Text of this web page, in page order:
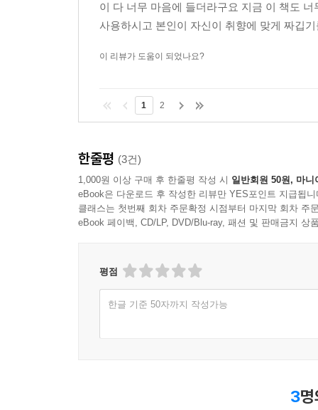
01 행정통제
UNIT 1 행정책임
UNIT 2 행정통제
UNIT 2 정자정부
01 지방행정의 의의
UNIT 1 지방자치행정의 개념
UNIT 2 중앙집권과 지방분권
UNIT 2 지방자치단체의 계층과 구역
UNIT 3 지방자치단체의 기능과 사무
03 지방자치단체의 기관구성
이 다 너무 마음에 들더라구요 지금 이 책도
사용하시고 본인이 자신이 취향에 맞게 짜깁
이 리뷰가 도움이 되었나요?
1 2
한줄평 (3건)
1,000원 이상 구매 후 한줄평 작성 시 일반회원 50원, 마니
eBook은 다운로드 후 작성한 리뷰만 YES포인트 지급됩니
클래스는 첫번째 회차 주문확정 시점부터 마지막 회차 주
eBook 페이백, CD/LP, DVD/Blu-ray, 패션 및 판매금지 상
평점
한글 기준 50자까지 작성가능
3